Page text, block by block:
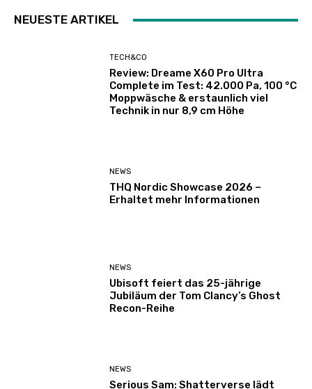
NEUESTE ARTIKEL
TECH&CO
Review: Dreame X60 Pro Ultra
Complete im Test: 42.000 Pa, 100 °C
Moppwäsche & erstaunlich viel
Technik in nur 8,9 cm Höhe
NEWS
THQ Nordic Showcase 2026 –
Erhaltet mehr Informationen
NEWS
Ubisoft feiert das 25-jährige
Jubiläum der Tom Clancy’s Ghost
Recon-Reihe
NEWS
Serious Sam: Shatterverse lädt